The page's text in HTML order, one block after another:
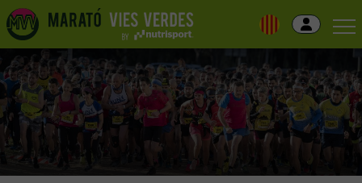
Skip
to
navigation
Skip
to
content